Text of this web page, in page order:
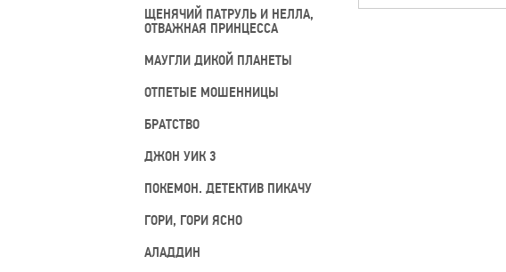
ЩЕНЯЧИЙ ПАТРУЛЬ И НЕЛЛА,
ОТВАЖНАЯ ПРИНЦЕССА
МАУГЛИ ДИКОЙ ПЛАНЕТЫ
ОТПЕТЫЕ МОШЕННИЦЫ
БРАТСТВО
ДЖОН УИК 3
ПОКЕМОН. ДЕТЕКТИВ ПИКАЧУ
ГОРИ, ГОРИ ЯСНО
АЛАДДИН